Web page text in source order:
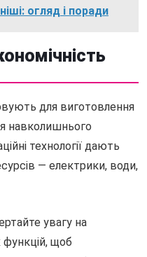
огляд і поради
для виготовлення
навколишнього
технології дають
— електрики, води,
увагу на
функцій, щоб